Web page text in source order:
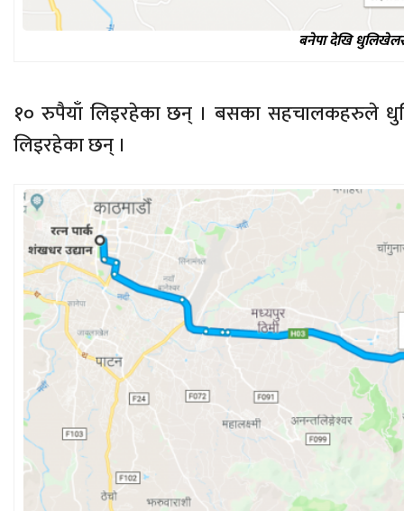
बनेपा देखि
१० रुपैयाँ लिइरहेका छन् । बसका सहचालकहरुले
लिइरहेका छन् ।